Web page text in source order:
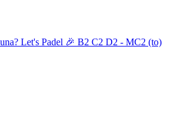
Let's Padel 🎉 B2 C2 D2 - MC2 (to)